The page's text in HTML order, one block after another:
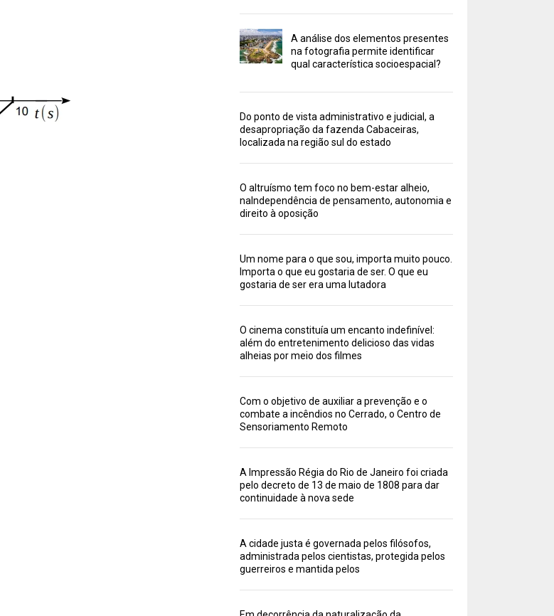
A análise dos elementos presentes
na fotografia permite identificar
qual característica socioespacial?
Do ponto de vista administrativo e judicial, a
desapropriação da fazenda Cabaceiras,
localizada na região sul do estado
O altruísmo tem foco no bem-estar alheio,
naIndependência de pensamento, autonomia e
direito à oposição
Um nome para o que sou, importa muito pouco.
Importa o que eu gostaria de ser. O que eu
gostaria de ser era uma lutadora
O cinema constituía um encanto indefinível:
além do entretenimento delicioso das vidas
alheias por meio dos filmes
Com o objetivo de auxiliar a prevenção e o
combate a incêndios no Cerrado, o Centro de
Sensoriamento Remoto
A Impressão Régia do Rio de Janeiro foi criada
pelo decreto de 13 de maio de 1808 para dar
continuidade à nova sede
A cidade justa é governada pelos filósofos,
administrada pelos cientistas, protegida pelos
guerreiros e mantida pelos